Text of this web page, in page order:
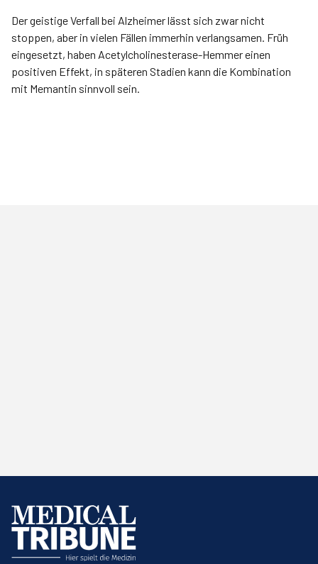
Der geistige Verfall bei Alzheimer lässt sich zwar nicht
stoppen, aber in vielen Fällen immerhin verlangsamen. Früh
eingesetzt, haben Acetylcholin­esterase-Hemmer einen
positiven Effekt, in späteren Stadien kann die Kombination
mit Memantin sinnvoll sein.